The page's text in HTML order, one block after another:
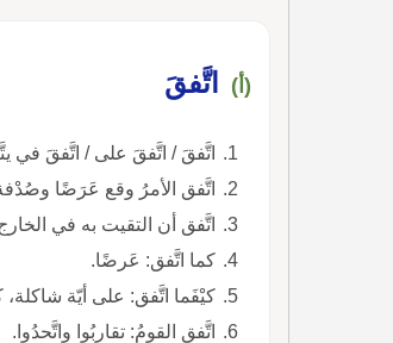
(أ) اتَّفقَ
اتَّفقَ / اتَّفقَ على / اتَّفقَ في
اتَّفق الأمرُ وقع عَرَضًا
اتَّفق أن التقيت به في
كما اتَّفق: عَرضًا.
كيْفَما اتَّفق: على أيّة شاكلة،
اتَّفق القومُ: تقاربُوا واتَّحدُوا.